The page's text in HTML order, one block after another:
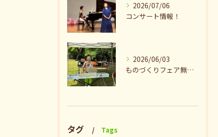
2026/07/06
コンサート情報！
2026/06/03
ものづくりフェア無事終了♪ありがとうございました。
タグ Tags